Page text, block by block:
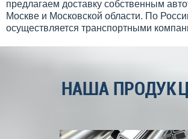
предлагаем доставку собственным
Москве и Московской области. По
осуществляется транспортными
НАША